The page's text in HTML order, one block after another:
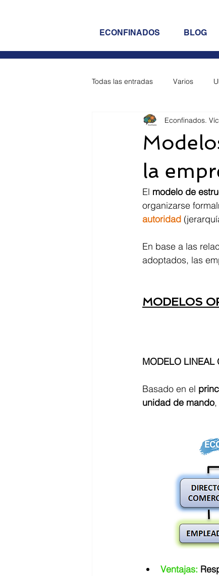
ECONFINADOS BLOG
Todas las entradas Varios
UDI 5 - Empresa UDI 6 -
UDI 10 - Empresa
Opos 2023 Reposición (Prog +
la
Econfinados.
El modelo de
organizarse
autoridad
En base a las
adoptados, las
MODELOS
MODELO LINEAL
Basado en el
unidad de mando
Ventajas: